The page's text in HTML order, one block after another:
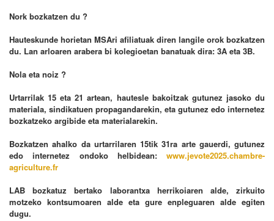
Nork bozkatzen du ?
Hauteskunde horietan MSAri afiliatuak diren langile orok bozkatzen
du. Lan arloaren arabera bi kolegioetan banatuak dira: 3A eta 3B.
Nola eta noiz ?
Urtarrilak 15 eta 21 artean, hautesle bakoitzak gutunez jasoko du
materiala, sindikatuen propagandarekin, eta gutunez edo internetez
bozkatzeko argibide eta materialarekin.
Bozkatzen ahalko da urtarrilaren 15tik 31ra arte gauerdi, gutunez
edo internetez ondoko helbidean: www.jevote2025.chambre-
agriculture.fr
LAB bozkatuz bertako laborantxa herrikoiaren alde, zirkuito
motzeko kontsumoaren alde eta gure enpleguaren alde egiten
dugu.